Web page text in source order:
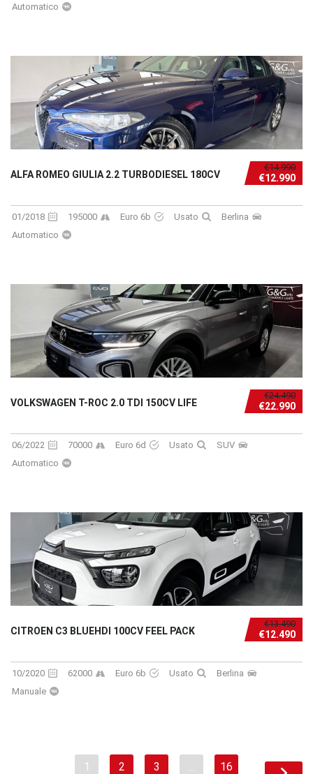
Automatico
€14.990
€12.990
ALFA ROMEO GIULIA 2.2 TURBODIESEL 180CV
01/2018 195000 Euro 6b Usato
Berlina
Automatico
€24.490
€22.990
VOLKSWAGEN T-ROC 2.0 TDI 150CV LIFE
06/2022 70000 Euro 6d Usato
SUV
Automatico
€13.490
€12.490
CITROEN C3 BLUEHDI 100CV FEEL PACK
10/2020 62000 Euro 6b Usato
Berlina
Manuale
1 2 3 … 16